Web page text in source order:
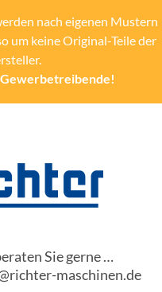
nach eigenen Mustern
um keine Original-Teile der
Sie gerne …
maschinen.de